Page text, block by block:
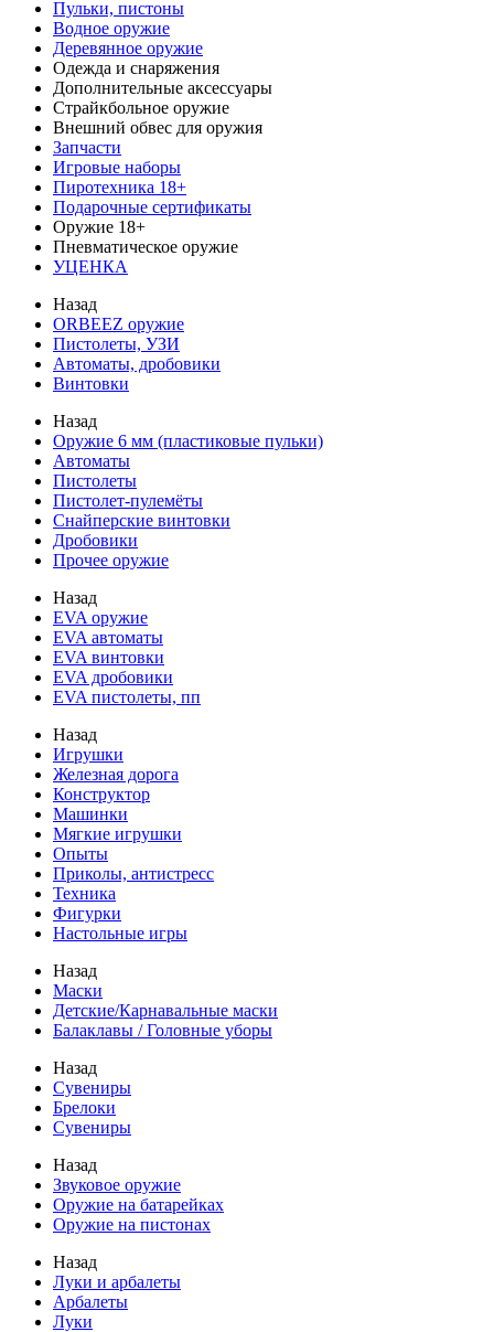
Пульки, пистоны
Водное оружие
Деревянное оружие
Одежда и снаряжения
Дополнительные аксессуары
Страйкбольное оружие
Внешний обвес для оружия
Запчасти
Игровые наборы
Пиротехника 18+
Подарочные сертификаты
Оружие 18+
Пневматическое оружие
УЦЕНКА
Назад
ORBEEZ оружие
Пистолеты, УЗИ
Автоматы, дробовики
Винтовки
Назад
Оружие 6 мм (пластиковые пульки)
Автоматы
Пистолеты
Пистолет-пулемёты
Снайперские винтовки
Дробовики
Прочее оружие
Назад
EVA оружие
EVA автоматы
EVA винтовки
EVA дробовики
EVA пистолеты, пп
Назад
Игрушки
Железная дорога
Конструктор
Машинки
Мягкие игрушки
Опыты
Приколы, антистресс
Техника
Фигурки
Настольные игры
Назад
Маски
Детские/Карнавальные маски
Балаклавы / Головные уборы
Назад
Сувениры
Брелоки
Сувениры
Назад
Звуковое оружие
Оружие на батарейках
Оружие на пистонах
Назад
Луки и арбалеты
Арбалеты
Луки